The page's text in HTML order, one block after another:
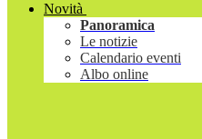
Novità
Panoramica
Le notizie
Calendario eventi
Albo online